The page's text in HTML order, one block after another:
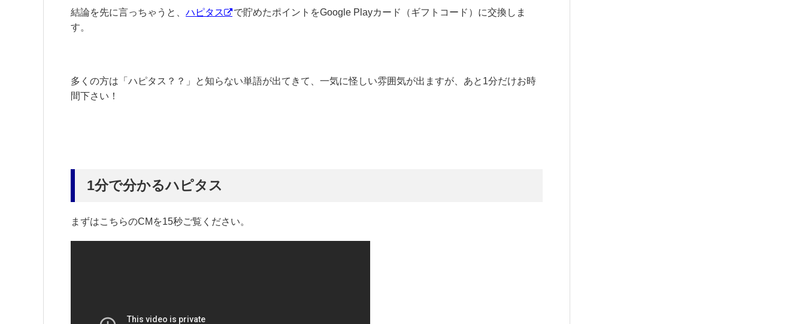
結論を先に言っちゃうと、 ハピタス
で貯めたポイントをGoogle Playカード（ギフトコード）に交換しま
す。
多くの方は「ハピタス？？」と知らない単語が出てきて、一気に怪しい雰囲気が出ますが、あと1分だけお時
間下さい！
1分で分かるハピタス
まずはこちらのCMを15秒ご覧ください。